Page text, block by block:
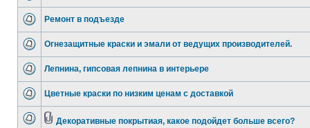
Ремонт в подъезде
Огнезащитные краски и эмали от ведущих производителей.
Лепнина, гипсовая лепнина в интерьере
Цветные краски по низким ценам c доставкой
Декоративные покрытиая, какое подойдет больше всего?